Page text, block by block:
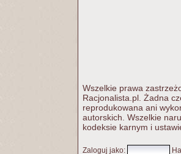
Wszelkie prawa
Racjonalista.pl. Żadna
reprodukowana ani
autorskich. Wszelkie
kodeksie karnym i
Zaloguj jako: